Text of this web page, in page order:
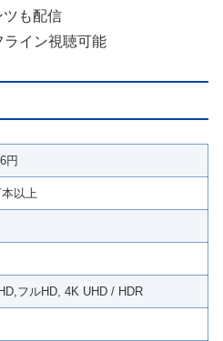
ツも配信
ライン視聴可能
円
以上
フルHD, 4K UHD / HDR